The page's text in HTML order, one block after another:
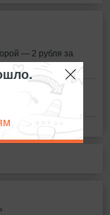
— 2 рубля за
минуту.